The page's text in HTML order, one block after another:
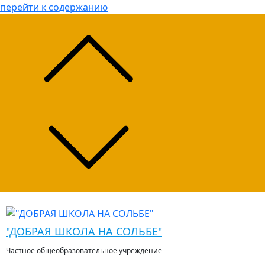
перейти к содержанию
"ДОБРАЯ ШКОЛА НА СОЛЬБЕ"
Частное общеобразовательное учреждение